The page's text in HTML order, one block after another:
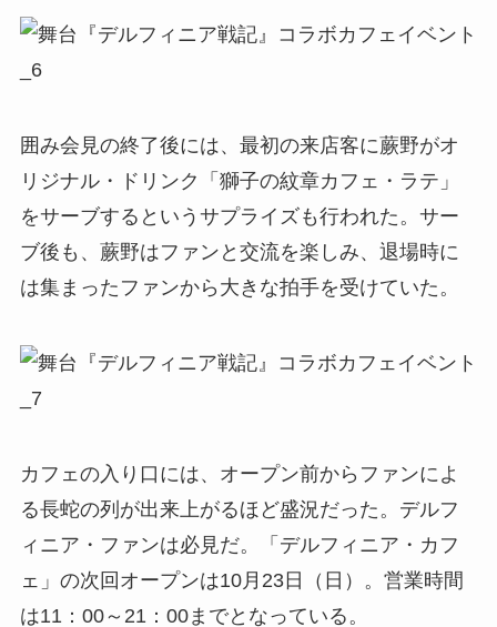
囲み会見の終了後には、最初の来店客に蕨野がオ
リジナル・ドリンク「獅子の紋章カフェ・ラテ」
をサーブするというサプライズも行われた。サー
ブ後も、蕨野はファンと交流を楽しみ、退場時に
は集まったファンから大きな拍手を受けていた。
カフェの入り口には、オープン前からファンによ
る長蛇の列が出来上がるほど盛況だった。デルフ
ィニア・ファンは必見だ。「デルフィニア・カフ
ェ」の次回オープンは10月23日（日）。営業時間
は11：00～21：00までとなっている。